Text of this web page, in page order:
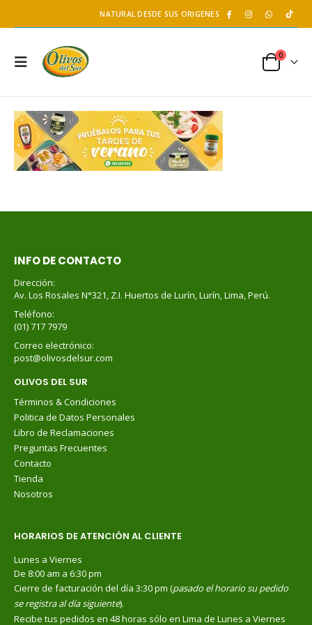
NATURAL DESDE SUS ORIGENES
0
INFO DE CONTACTO
Dirección:
Av. Los Rosales N°321, Z.I. Huertos de Lurín, Lurín, Lima, Perú.
Teléfono:
(01) 717 7979
Correo electrónico:
post@olivosdelsur.com
OLIVOS DEL SUR
Términos & Condiciones
Politica de Datos Personales
Libro de Reclamaciones
Preguntas Frecuentes
Contacto
Tienda
Nosotros
HORARIOS DE ATENCIÓN AL CLIENTE
Lunes a Viernes
De 8:00 am a 6:30 pm
Cierre de facturación del día 3:30 pm (pasado el horario su pedido
se registra al día siguiente).
Recibe tus pedidos en 48 horas sólo en Lima de Lunes a Viernes